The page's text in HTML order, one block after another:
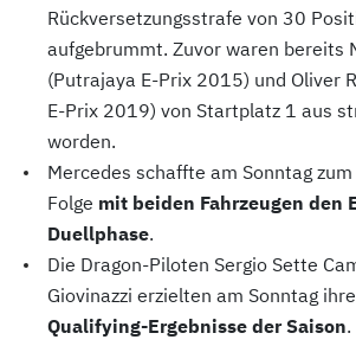
Rückversetzungsstrafe von 30
aufgebrummt. Zuvor waren bereits
(Putrajaya E-Prix 2015) und Oliver
E-Prix 2019) von Startplatz 1 aus
worden.
Mercedes schaffte am Sonntag
Folge mit beiden Fahrzeugen den
Duellphase.
Die Dragon-Piloten Sergio Sette
Giovinazzi erzielten am Sonntag
Qualifying-Ergebnisse der Saison.